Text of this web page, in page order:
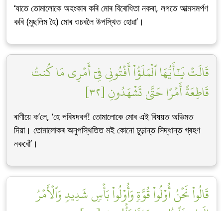
‘যাতে তোমালোকে অহংকাৰ কৰি মোৰ বিৰোধিতা নকৰা, লগতে আত্মসমৰ্পণ
কৰি (মুছলিম হৈ) মোৰ ওচৰলৈ উপস্থিত হোৱা’।
قَالَتۡ يَٰٓأَيُّهَا ٱلۡمَلَؤُاْ أَفۡتُونِي فِيٓ أَمۡرِي مَا كُنتُ
قَاطِعَةً أَمۡرًا حَتَّىٰ تَشۡهَدُونِ [٣٢]
ৰাণীয়ে ক’লে, ‘হে পৰিষদবৰ্গ! তোমালোকে মোৰ এই বিষয়ত অভিমত
দিয়া। তোমালোকৰ অনুপস্থিতিত মই কোনো চূড়ান্ত সিদ্ধান্ত গ্ৰহণ
নকৰোঁ’।
قَالُواْ نَحۡنُ أُوْلُواْ قُوَّةٖ وَأُوْلُواْ بَأۡسٖ شَدِيدٖ وَٱلۡأَمۡرُ